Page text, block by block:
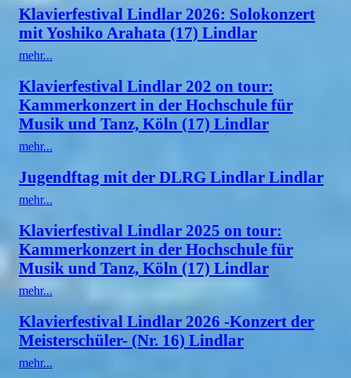
Klavierfestival Lindlar 2026: Solokonzert
mit Yoshiko Arahata (17) Lindlar
mehr...
Klavierfestival Lindlar 202 on tour:
Kammerkonzert in der Hochschule für
Musik und Tanz, Köln (17) Lindlar
mehr...
Jugendftag mit der DLRG Lindlar Lindlar
mehr...
Klavierfestival Lindlar 2025 on tour:
Kammerkonzert in der Hochschule für
Musik und Tanz, Köln (17) Lindlar
mehr...
Klavierfestival Lindlar 2026 -Konzert der
Meisterschüler- (Nr. 16) Lindlar
mehr...